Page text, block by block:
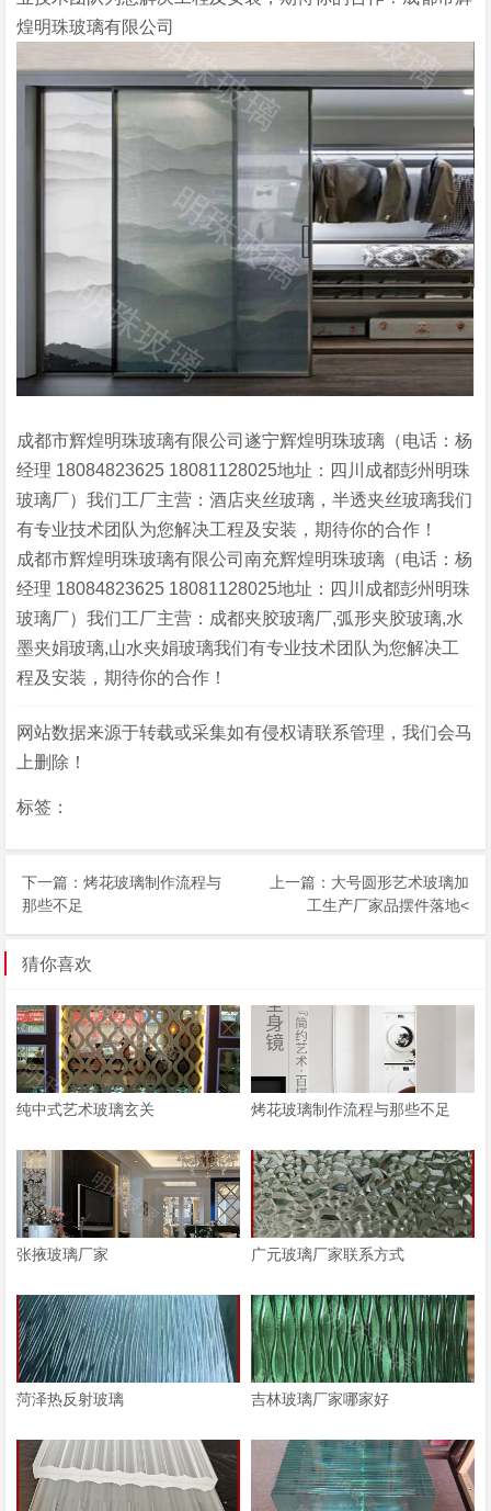
煌明珠玻璃有限公司
成都市辉煌明珠玻璃有限公司遂宁辉煌明珠玻璃（电话：杨
经理 18084823625 18081128025地址：四川成都彭州明珠
玻璃厂）我们工厂主营：酒店夹丝玻璃，半透夹丝玻璃我们
有专业技术团队为您解决工程及安装，期待你的合作！
成都市辉煌明珠玻璃有限公司南充辉煌明珠玻璃（电话：杨
经理 18084823625 18081128025地址：四川成都彭州明珠
玻璃厂）我们工厂主营：成都夹胶玻璃厂,弧形夹胶玻璃,水
墨夹娟玻璃,山水夹娟玻璃我们有专业技术团队为您解决工
程及安装，期待你的合作！
网站数据来源于转载或采集如有侵权请联系管理，我们会马
上删除！
标签：
下一篇： 烤花玻璃制作流程与
那些不足
上一篇： 大号圆形艺术玻璃加
工生产厂家品摆件落地<
猜你喜欢
纯中式艺术玻璃玄关 烤花玻璃制作流程与那些不足
张掖玻璃厂家 广元玻璃厂家联系方式
菏泽热反射玻璃 吉林玻璃厂家哪家好